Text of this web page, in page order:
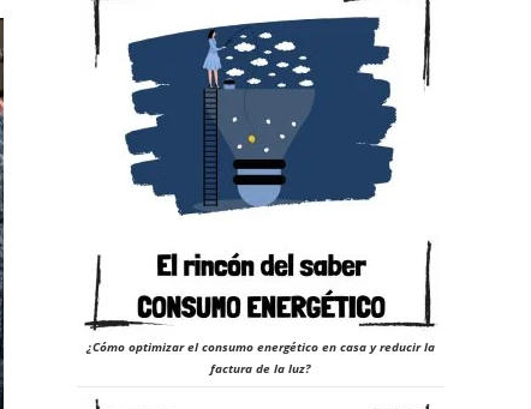
¿Cómo optimizar el consumo energético en casa y reducir la
factura de la luz?